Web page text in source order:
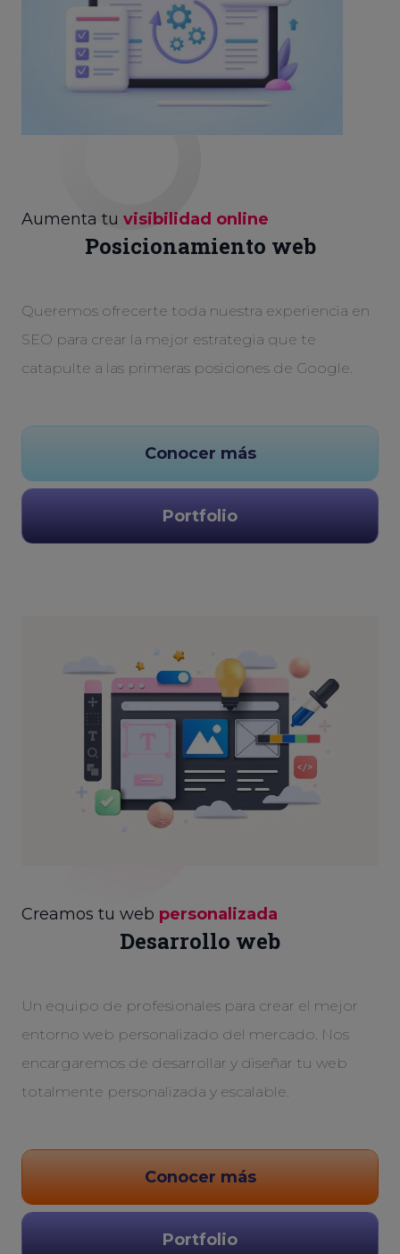
Aumenta tu visibilidad online
Posicionamiento web
Queremos ofrecerte toda nuestra experiencia en
SEO para crear la mejor estrategia que te
catapulte a las primeras posiciones de Google.
Conocer más
Portfolio
Creamos tu web personalizada
Desarrollo web
Un equipo de profesionales para crear el mejor
entorno web personalizado del mercado. Nos
encargaremos de desarrollar y diseñar tu web
totalmente personalizada y escalable.
Conocer más
Portfolio